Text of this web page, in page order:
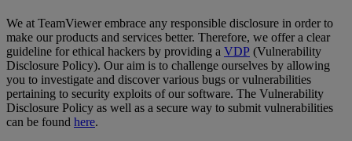
We at TeamViewer embrace any responsible disclosure in order to
make our products and services better. Therefore, we offer a clear
guideline for ethical hackers by providing a VDP (Vulnerability
Disclosure Policy). Our aim is to challenge ourselves by allowing
you to investigate and discover various bugs or vulnerabilities
pertaining to security exploits of our software. The Vulnerability
Disclosure Policy as well as a secure way to submit vulnerabilities
can be found here.